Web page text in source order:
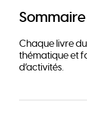
Sommaire
Chaque livre
thématique et
d’activités.